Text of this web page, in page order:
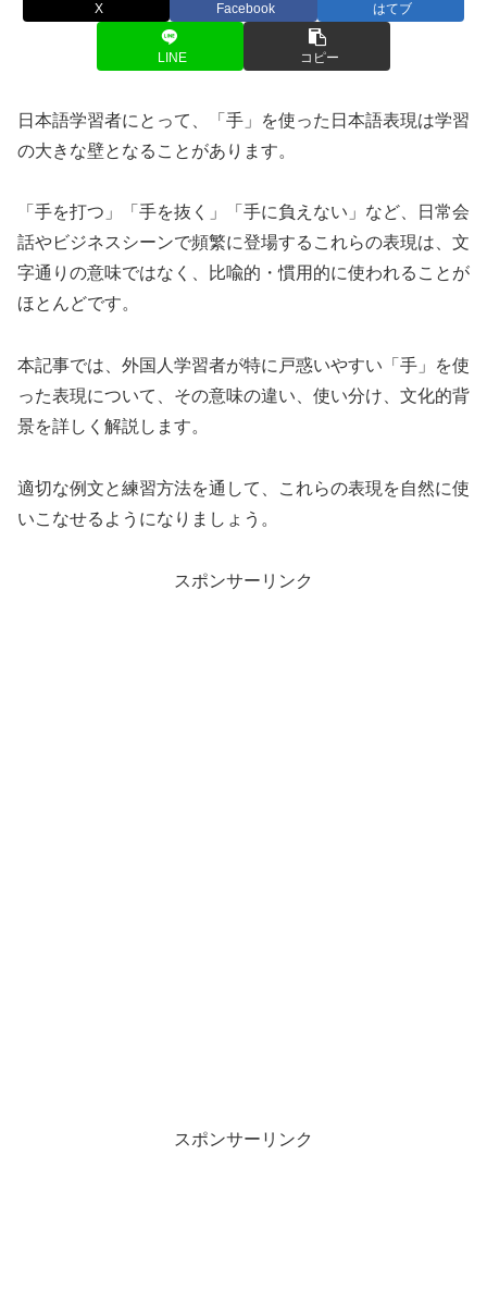
X Facebook はてブ
LINE コピー
日本語学習者にとって、「手」を使った日本語表現は学習
の大きな壁となることがあります。
「手を打つ」「手を抜く」「手に負えない」など、日常会
話やビジネスシーンで頻繁に登場するこれらの表現は、文
字通りの意味ではなく、比喩的・慣用的に使われることが
ほとんどです。
本記事では、外国人学習者が特に戸惑いやすい「手」を使
った表現について、その意味の違い、使い分け、文化的背
景を詳しく解説します。
適切な例文と練習方法を通して、これらの表現を自然に使
いこなせるようになりましょう。
スポンサーリンク
スポンサーリンク